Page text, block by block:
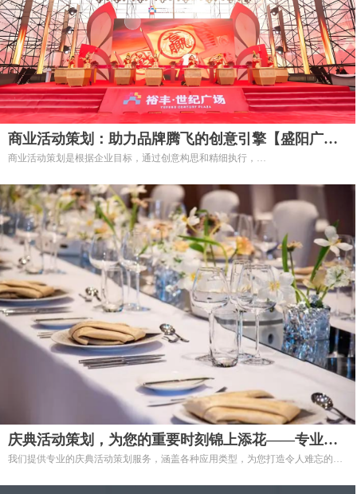
商业活动策划：助力品牌腾飞的创意引擎【盛阳广
告】
商业活动策划是根据企业目标，通过创意构思和精细执行，
客户提供全方位的活动策划服务，
从概念设计到落地执行，每一个环节都力求完美，以确保活动效果最大化。
庆典活动策划，为您的重要时刻锦上添花——专业庆
典活动策划服务
我们提供专业的庆典活动策划服务，涵盖各种应用类型，为您打造令人难忘的盛